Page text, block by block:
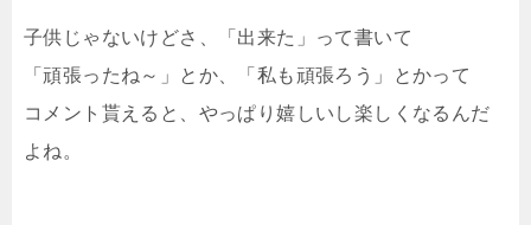
子供じゃないけどさ、「出来た」って書いて
「頑張ったね～」とか、「私も頑張ろう」とかって
コメント貰えると、やっぱり嬉しいし楽しくなるんだ
よね。